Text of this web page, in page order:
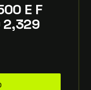
E F
2,329